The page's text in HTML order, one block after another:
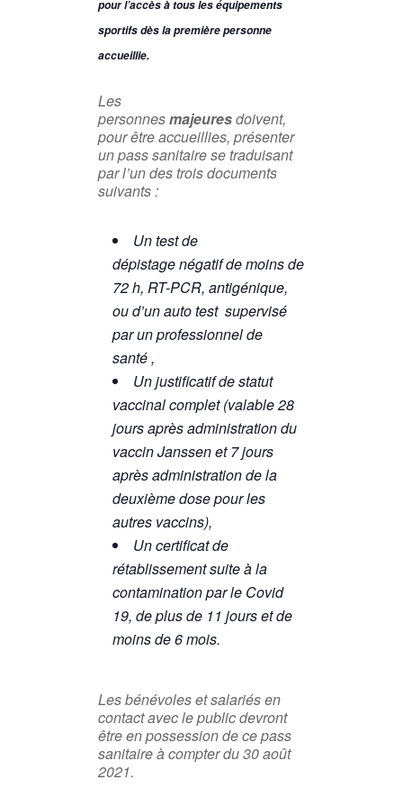
pour l’accès à tous les équipements
sportifs dès la première personne
accueillie.
Les
personnesmajeuresdoivent,
pour être accueillies, présenter
un pass sanitaire se traduisant
par l’un des trois documents
suivants :
Un test de
dépistage négatif de moins de
72 h, RT-PCR, antigénique,
ou d’un auto test supervisé
par un professionnel de
santé ,
Un justificatif de statut
vaccinal complet (valable 28
jours après administration du
vaccin Janssen et 7 jours
après administration de la
deuxième dose pour les
autres vaccins),
Un certificat de
rétablissement suite à la
contamination par le Covid
19, de plus de 11 jours et de
moins de 6 mois.
Les bénévoles et salariés en
contact avec le public devront
être en possession de ce pass
sanitaire à compter du 30 août
2021.